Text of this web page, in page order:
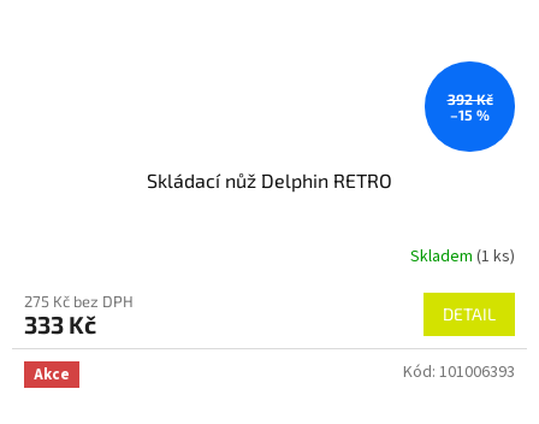
392 Kč
–15 %
Skládací nůž Delphin RETRO
Skladem (1 ks)
275 Kč bez DPH
333 Kč DETAIL
Akce Kód: 101006393